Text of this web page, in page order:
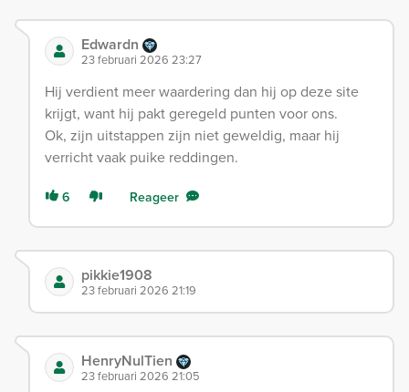
Edwardn
23 februari 2026 23:27
Hij verdient meer waardering dan hij op deze site
krijgt, want hij pakt geregeld punten voor ons.
Ok, zijn uitstappen zijn niet geweldig, maar hij
verricht vaak puike reddingen.
6 Reageer
pikkie1908
23 februari 2026 21:19
HenryNulTien
23 februari 2026 21:05